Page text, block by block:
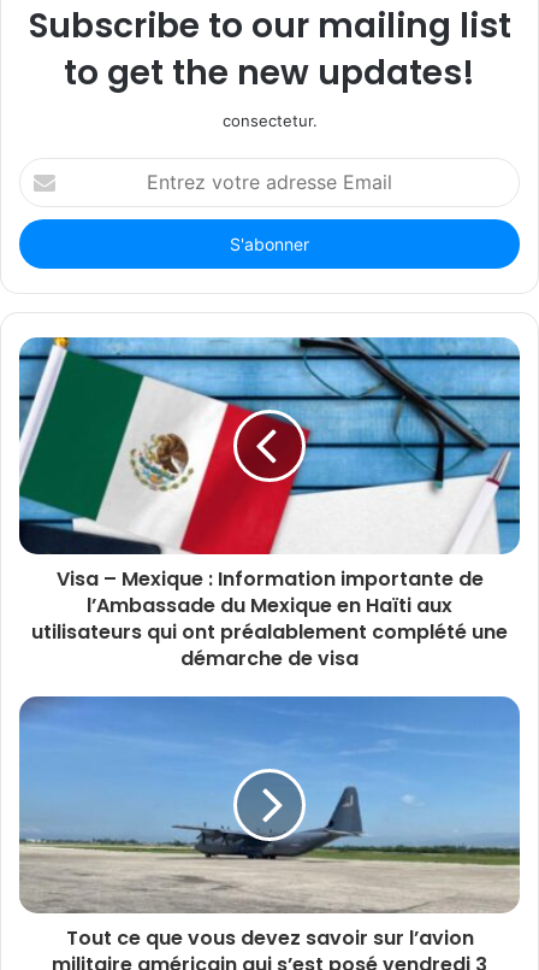
Subscribe to our mailing list
to get the new updates!
consectetur.
Entrez
votre
adresse
Email
Visa – Mexique : Information importante de
l’Ambassade du Mexique en Haïti aux
utilisateurs qui ont préalablement complété une
démarche de visa
Tout ce que vous devez savoir sur l’avion
militaire américain qui s’est posé vendredi 3